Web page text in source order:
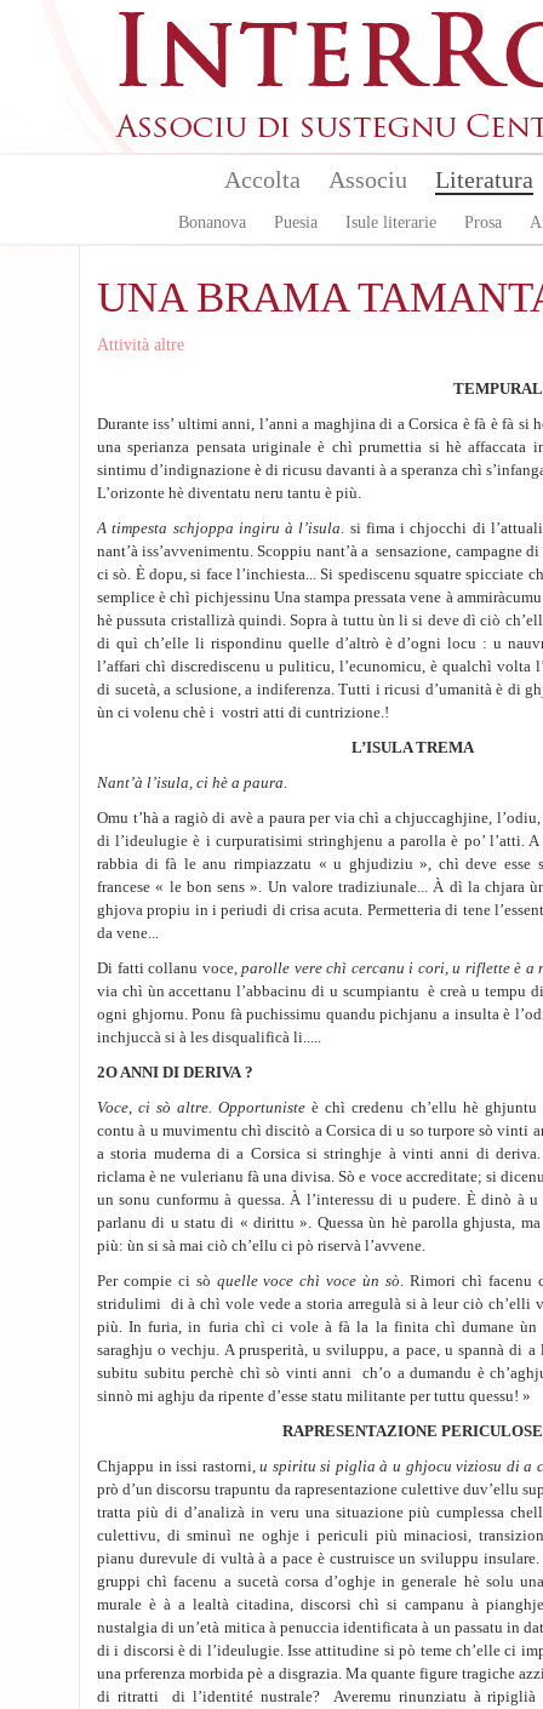
Accolta Associu Literatura
Bonanova Puesia Isule literarie Prosa
UNA BRAMA
Attività altre
Durante iss’ ultimi anni, l’anni a maghjina di a Corsica è fà è fà si
una sperianza pensata uriginale è chì prumettia si hè affaccata
sintimu d’indignazione è di ricusu davanti à a speranza chì
L’orizonte hè diventatu neru tantu è più.
A timpesta schjoppa ingiru à l’isula. si fima i chjocchi di
nant’à iss’avvenimentu. Scoppiu nant’à a sensazione, campagne
ci sò. È dopu, si face l’inchiesta... Si spediscenu squatre spicciate
semplice è chì pichjessinu Una stampa pressata vene à
hè pussuta cristallizà quindi. Sopra à tuttu ùn li si deve dì ciò
di quì ch’elle li rispondinu quelle d’altrò è d’ogni locu : u
l’affari chì discrediscenu u puliticu, l’ecunomicu, è qualchì volta
di sucetà, a sclusione, a indiferenza. Tutti i ricusi d’umanità è di
ùn ci volenu chè i vostri atti di cuntrizione.!
L’ISULA TREMA
Nant’à l’isula, ci hè a paura.
Omu t’hà a ragiò di avè a paura per via chì a chjuccaghjine,
di l’ideulugie è i curpuratisimi stringhjenu a parolla è po’ l’atti.
rabbia di fà le anu rimpiazzatu « u ghjudiziu », chì deve esse
francese « le bon sens ». Un valore tradiziunale... À dì la chjara
ghjova propiu in i periudi di crisa acuta. Permetteria di tene
da vene...
Di fatti collanu voce, parolle vere chì cercanu i cori, u riflette è a
via chì ùn accettanu l’abbacinu di u scumpiantu è creà u tempu
ogni ghjornu. Ponu fà puchissimu quandu pichjanu a insulta è
inchjuccà si à les disqualificà li.....
2O ANNI DI DERIVA ?
Voce, ci sò altre. Opportuniste è chì credenu ch’ellu hè ghjuntu
contu à u muvimentu chì discitò a Corsica di u so turpore sò vinti
a storia muderna di a Corsica si stringhje à vinti anni di
riclama è ne vulerianu fà una divisa. Sò e voce accreditate; si
un sonu cunformu à quessa. À l’interessu di u pudere. È dinò à
parlanu di u statu di « dirittu ». Quessa ùn hè parolla ghjusta, ma
più: ùn si sà mai ciò ch’ellu ci pò riservà l’avvene.
Per compie ci sò quelle voce chì voce ùn sò. Rimori chì facenu
stridulimi di à chì vole vede a storia arregulà si à leur ciò ch’elli
più. In furia, in furia chì ci vole à fà la la finita chì dumane ùn
saraghju o vechju. A prusperità, u sviluppu, a pace, u spannà di
subitu subitu perchè chì sò vinti anni ch’o a dumandu è
sinnò mi aghju da ripente d’esse statu militante per tuttu quessu! »
RAPRESENTAZIONE PERICULOSE
Chjappu in issi rastorni,u spiritu si piglia à u ghjocu viziosu di a
prò d’un discorsu trapuntu da rapresentazione culettive duv’ellu
tratta più di d’analizà in veru una situazione più cumplessa
culettivu, di sminuì ne oghje i periculi più minaciosi,
pianu durevule di vultà à a pace è custruisce un sviluppu
gruppi chì facenu a sucetà corsa d’oghje in generale hè solu
murale è à a lealtà citadina, discorsi chì si campanu à
nustalgia di un’età mitica à penuccia identificata à un passatu in
di i discorsi è di l’ideulugie. Isse attitudine si pò teme ch’elle ci
una prferenza morbida pè a disgrazia. Ma quante figure tragiche
di ritratti di l’identité nustrale? Averemu rinunziatu à ripiglià